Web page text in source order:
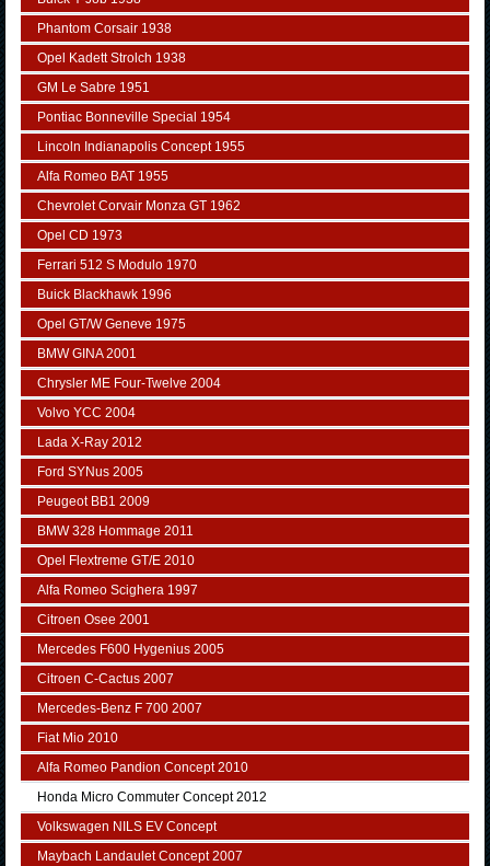
Phantom Corsair 1938
Opel Kadett Strolch 1938
GM Le Sabre 1951
Pontiac Bonneville Special 1954
Lincoln Indianapolis Concept 1955
Alfa Romeo BAT 1955
Chevrolet Corvair Monza GT 1962
Opel CD 1973
Ferrari 512 S Modulo 1970
Buick Blackhawk 1996
Opel GT/W Geneve 1975
BMW GINA 2001
Chrysler ME Four-Twelve 2004
Volvo YCC 2004
Lada X-Ray 2012
Ford SYNus 2005
Peugeot BB1 2009
BMW 328 Hommage 2011
Opel Flextreme GT/E 2010
Alfa Romeo Scighera 1997
Citroen Osee 2001
Mercedes F600 Hygenius 2005
Citroen C-Cactus 2007
Mercedes-Benz F 700 2007
Fiat Mio 2010
Alfa Romeo Pandion Concept 2010
Honda Micro Commuter Concept 2012
Volkswagen NILS EV Concept
Maybach Landaulet Concept 2007